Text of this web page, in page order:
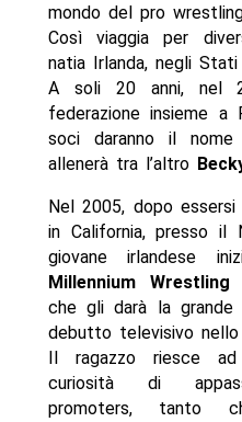
mondo del pro
Così viaggia per
natia Irlanda, negli
A soli 20 anni, nel
federazione insieme
soci daranno il
allenerà tra l’altro
Nel 2005, dopo
in California, presso il
giovane irlandese
Millennium Wrestling
che gli darà la
debutto televisivo nello
Il ragazzo riesce
curiosità di
promoters, tanto